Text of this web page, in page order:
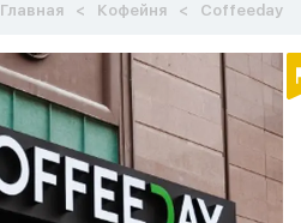
Главная Кофейня Coffeeday